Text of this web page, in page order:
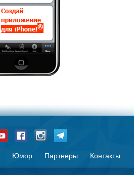
Юмор Партнеры Контакты